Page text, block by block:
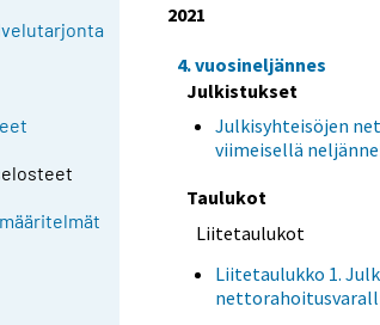
2021
4. vuosineljännes
Julkistukset
Julkisyhteisöjen
viimeisellä
Taulukot
Liitetaulukot
Liitetaulukko 1.